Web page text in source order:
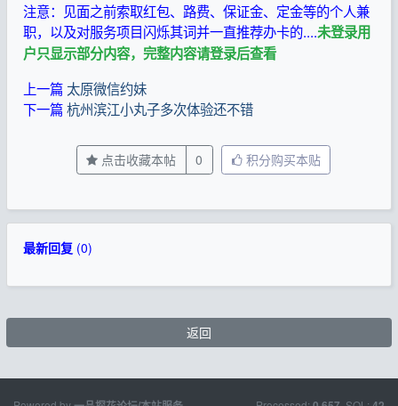
注意：见面之前索取红包、路费、保证金、定金等的个人兼
职，以及对服务项目闪烁其词并一直推荐办卡的....未登录用
户只显示部分内容，完整内容请登录后查看
上一篇 太原微信约妹
下一篇 杭州滨江小丸子多次体验还不错
点击收藏本帖 0 积分购买本贴
最新回复(0)
返回